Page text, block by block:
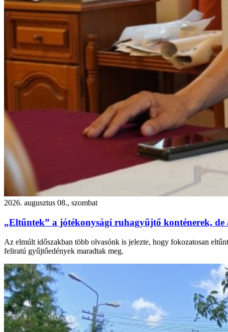
2026. augusztus 08., szombat
„Eltűntek” a jótékonysági ruhagyűjtő konténerek,
Az elmúlt időszakban több olvasónk is jelezte, hogy fokozatosan
feliratú gyűjtőedények maradtak meg.